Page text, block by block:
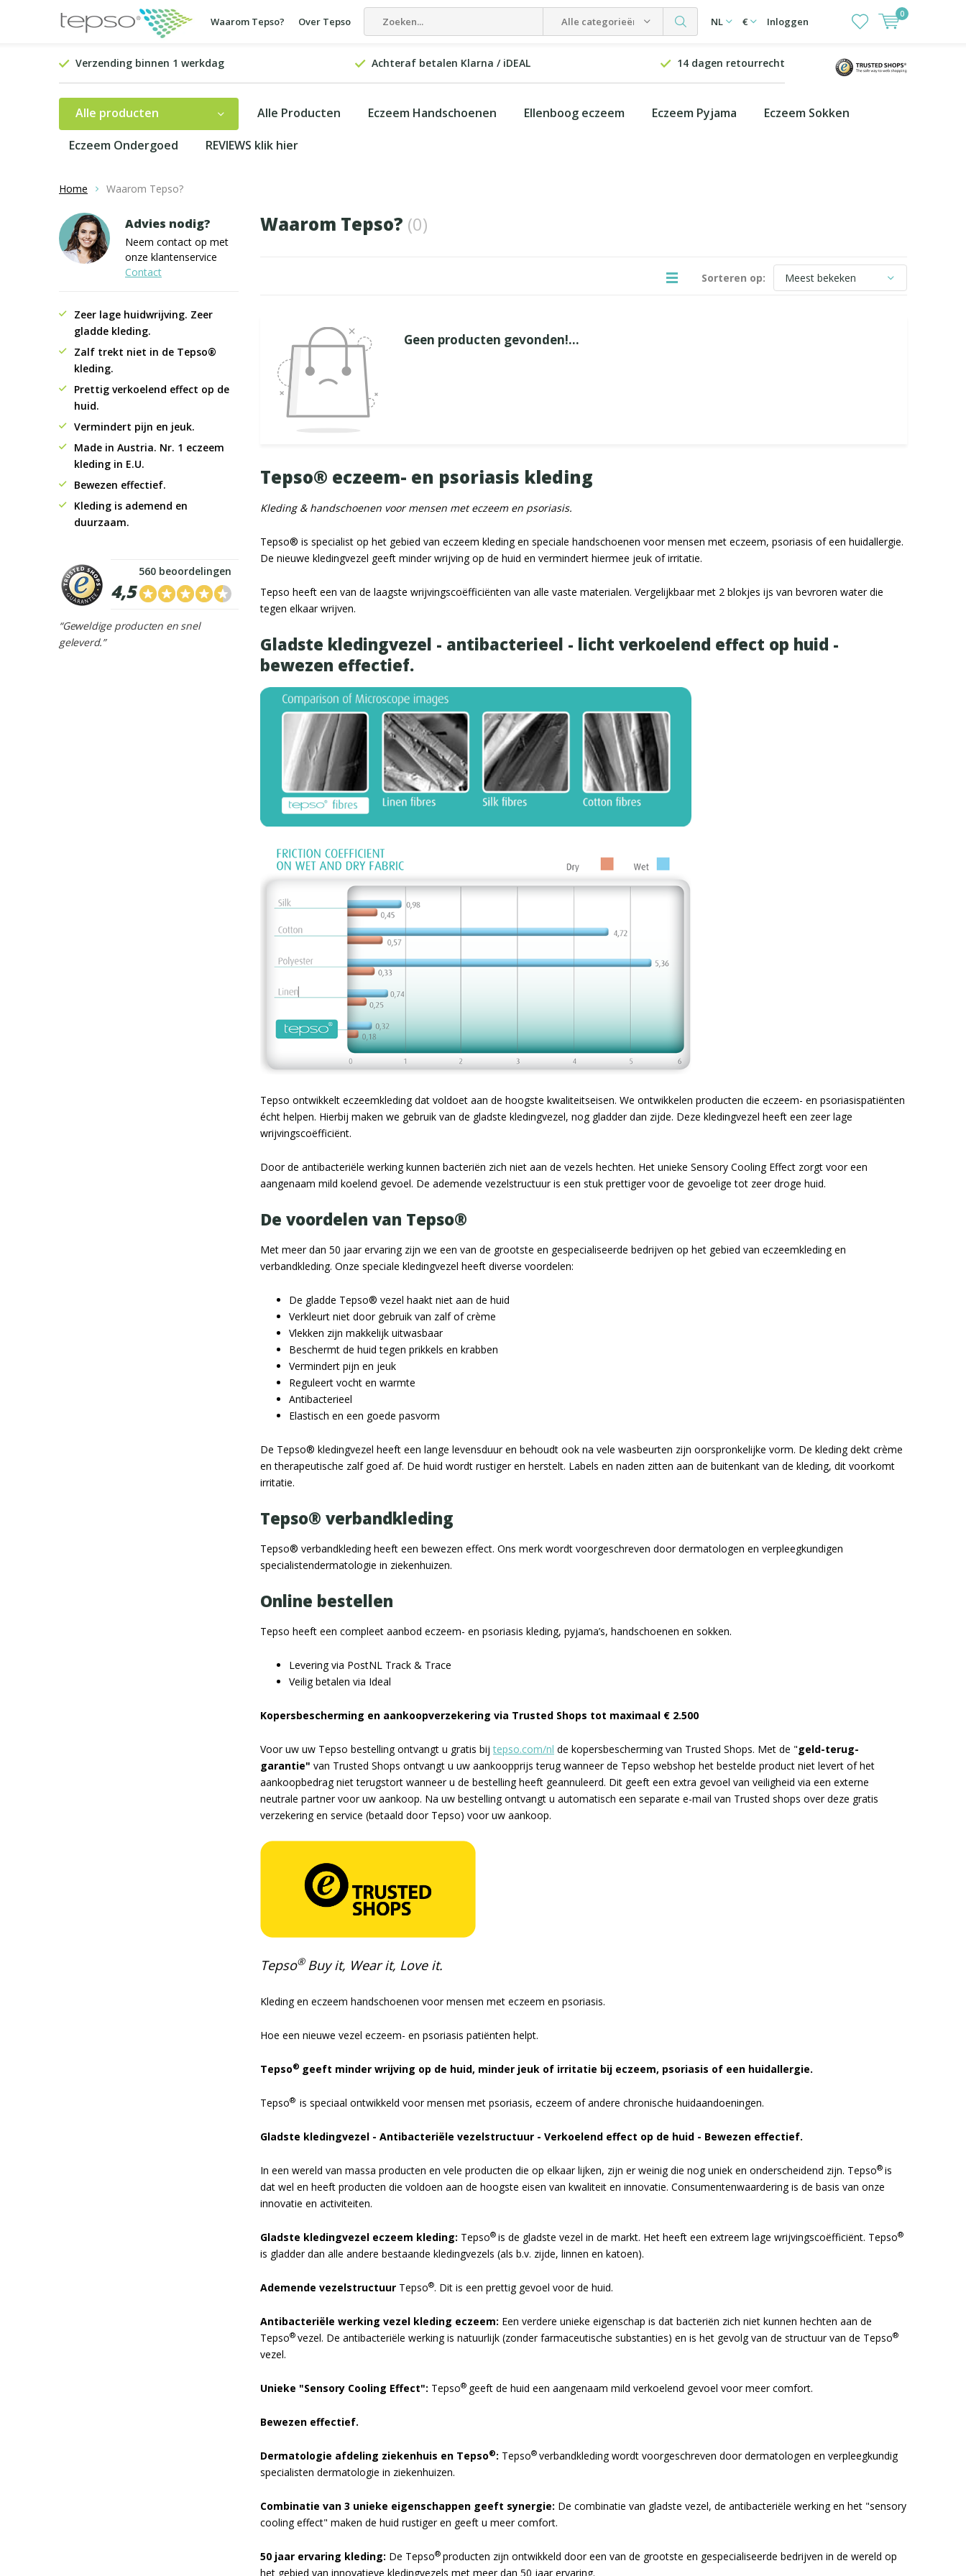
Waarom Tepso? Over Tepso Alle categorieën NL € Inloggen
0
Verzending binnen 1 werkdag Achteraf betalen Klarna / iDEAL 14 dagen retourrecht
Alle producten Alle Producten Eczeem Handschoenen Ellenboog eczeem Eczeem Pyjama Eczeem Sokken
Eczeem Ondergoed REVIEWS klik hier
Home Waarom Tepso?
Waarom Tepso? (0)
Sorteren op:
Geen producten gevonden!...
Tepso® eczeem- en psoriasis kleding
Kleding & handschoenen voor mensen met eczeem en psoriasis.
Tepso® is specialist op het gebied van eczeem kleding en speciale handschoenen voor mensen met eczeem, psoriasis of een huidallergie.
De nieuwe kledingvezel geeft minder wrijving op de huid en vermindert hiermee jeuk of irritatie.
Tepso heeft een van de laagste wrijvingscoëfficiënten van alle vaste materialen. Vergelijkbaar met 2 blokjes ijs van bevroren water die
tegen elkaar wrijven.
Gladste kledingvezel - antibacterieel - licht verkoelend effect op huid -
bewezen effectief.
Tepso ontwikkelt eczeemkleding dat voldoet aan de hoogste kwaliteitseisen. We ontwikkelen producten die eczeem- en psoriasispatiënten
écht helpen. Hierbij maken we gebruik van de gladste kledingvezel, nog gladder dan zijde. Deze kledingvezel heeft een zeer lage
wrijvingscoëfficiënt.
Door de antibacteriële werking kunnen bacteriën zich niet aan de vezels hechten. Het unieke Sensory Cooling Effect zorgt voor een
aangenaam mild koelend gevoel. De ademende vezelstructuur is een stuk prettiger voor de gevoelige tot zeer droge huid.
De voordelen van Tepso®
Met meer dan 50 jaar ervaring zijn we een van de grootste en gespecialiseerde bedrijven op het gebied van eczeemkleding en
verbandkleding. Onze speciale kledingvezel heeft diverse voordelen:
De gladde Tepso® vezel haakt niet aan de huid
Verkleurt niet door gebruik van zalf of crème
Vlekken zijn makkelijk uitwasbaar
Beschermt de huid tegen prikkels en krabben
Vermindert pijn en jeuk
Reguleert vocht en warmte
Antibacterieel
Elastisch en een goede pasvorm
De Tepso® kledingvezel heeft een lange levensduur en behoudt ook na vele wasbeurten zijn oorspronkelijke vorm. De kleding dekt crème
en therapeutische zalf goed af. De huid wordt rustiger en herstelt. Labels en naden zitten aan de buitenkant van de kleding, dit voorkomt
irritatie.
Tepso® verbandkleding
Tepso® verbandkleding heeft een bewezen effect. Ons merk wordt voorgeschreven door dermatologen en verpleegkundigen
specialistendermatologie in ziekenhuizen.
Online bestellen
Tepso heeft een compleet aanbod eczeem- en psoriasis kleding, pyjama’s, handschoenen en sokken.
Levering via PostNL Track & Trace
Veilig betalen via Ideal
Kopersbescherming en aankoopverzekering via Trusted Shops tot maximaal € 2.500
Voor uw uw Tepso bestelling ontvangt u gratis bijtepso.com/nl de kopersbescherming van Trusted Shops. Met de "geld-terug-
garantie" van Trusted Shops ontvangt u uw aankoopprijs terug wanneer de Tepso webshop het bestelde product niet levert of het
aankoopbedrag niet terugstort wanneer u de bestelling heeft geannuleerd. Dit geeft een extra gevoel van veiligheid via een externe
neutrale partner voor uw aankoop. Na uw bestelling ontvangt u automatisch een separate e-mail van Trusted shops over deze gratis
verzekering en service (betaald door Tepso) voor uw aankoop.
Tepso® Buy it, Wear it, Love it.
Kleding en eczeem handschoenen voor mensen met eczeem en psoriasis.
Hoe een nieuwe vezel eczeem- en psoriasis patiënten helpt.
Tepso® geeft minder wrijving op de huid, minder jeuk of irritatie bij eczeem, psoriasis of een huidallergie.
Tepso® is speciaal ontwikkeld voor mensen met psoriasis, eczeem of andere chronische huidaandoeningen.
Gladste kledingvezel - Antibacteriële vezelstructuur - Verkoelend effect op de huid - Bewezen effectief.
In een wereld van massa producten en vele producten die op elkaar lijken, zijn er weinig die nog uniek en onderscheidend zijn. Tepso® is
dat wel en heeft producten die voldoen aan de hoogste eisen van kwaliteit en innovatie. Consumentenwaardering is de basis van onze
innovatie en activiteiten.
Gladste kledingvezel eczeem kleding: Tepso® is de gladste vezel in de markt. Het heeft een extreem lage wrijvingscoëfficiënt. Tepso®
is gladder dan alle andere bestaande kledingvezels (als b.v. zijde, linnen en katoen).
Ademende vezelstructuur Tepso®. Dit is een prettig gevoel voor de huid.
Antibacteriële werking vezel kleding eczeem: Een verdere unieke eigenschap is dat bacteriën zich niet kunnen hechten aan de
Tepso® vezel. De antibacteriële werking is natuurlijk (zonder farmaceutische substanties) en is het gevolg van de structuur van de Tepso®
vezel.
Unieke "Sensory Cooling Effect": Tepso® geeft de huid een aangenaam mild verkoelend gevoel voor meer comfort.
Bewezen effectief.
Dermatologie afdeling ziekenhuis en Tepso®: Tepso® verbandkleding wordt voorgeschreven door dermatologen en verpleegkundig
specialisten dermatologie in ziekenhuizen.
Combinatie van 3 unieke eigenschappen geeft synergie: De combinatie van gladste vezel, de antibacteriële werking en het "sensory
cooling effect" maken de huid rustiger en geeft u meer comfort.
50 jaar ervaring kleding: De Tepso® producten zijn ontwikkeld door een van de grootste en gespecialiseerde bedrijven in de wereld op
het gebied van innovatieve kledingvezels met meer dan 50 jaar ervaring.
Advies nodig?
Neem contact op met
onze klantenservice
Contact
Zeer lage huidwrijving. Zeer
gladde kleding.
Zalf trekt niet in de Tepso®
kleding.
Prettig verkoelend effect op de
huid.
Vermindert pijn en jeuk.
Made in Austria. Nr. 1 eczeem
kleding in E.U.
Bewezen effectief.
Kleding is ademend en
duurzaam.
4,5
560 beoordelingen
“Geweldige producten en snel
geleverd.”